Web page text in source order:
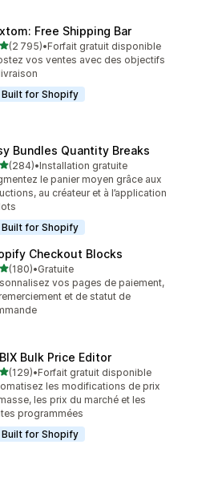
Free Shipping Bar
étoile(s) sur 5
(2 795)
avis au total
•Forfait gratuit disponible
vos ventes avec des objectifs
Built for Shopify
Bundles Quantity Breaks
étoile(s) sur 5
(284)
avis au total
•Installation gratuite
le panier moyen grâce aux
au créateur et à l’application
Built for Shopify
Checkout Blocks
étoile(s) sur 5
(180)
avis au total
•Gratuite
vos pages de paiement,
et de statut de
Bulk Price Editor
étoile(s) sur 5
(129)
avis au total
•Forfait gratuit disponible
les modifications de prix
les prix du marché et les
programmées
Built for Shopify